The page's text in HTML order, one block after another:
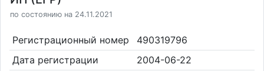
по состоянию на 24.11.2021
Регистрационный номер
490319796
Дата регистрации
2004-06-22